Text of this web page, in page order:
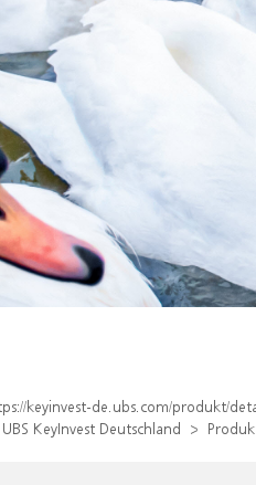
keyinvest-de.ubs.com/produkt/
UBS KeyInvest Deutschland